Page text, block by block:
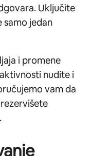
Uključite
samo jedan
i promene
nudite i
vam da